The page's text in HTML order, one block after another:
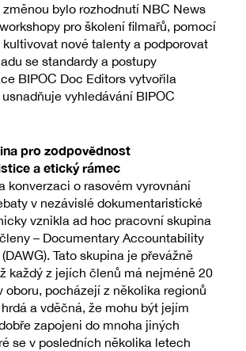
změnou bylo rozhodnutí NBC News
pro školení filmařů, pomocí
nové talenty a podporovat
se standardy a postupy
BIPOC Doc Editors vytvořila
vyhledávání BIPOC
pro zodpovědnost
a etický rámec
konverzaci o rasovém vyrovnání
v nezávislé dokumentaristické
vznikla ad hoc pracovní skupina
– Documentary Accountability
Tato skupina je převážně
každý z jejích členů má nejméně 20
oboru, pocházejí z několika regionů
a vděčná, že mohu být jejím
zapojeni do mnoha jiných
se v posledních několika letech